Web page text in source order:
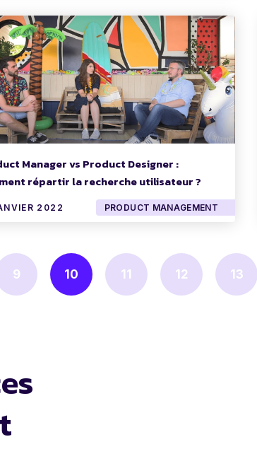
Manager vs Product Designer :
répartir la recherche utilisateur ?
2022 PRODUCT MANAGEMENT
9 10 11 12 13